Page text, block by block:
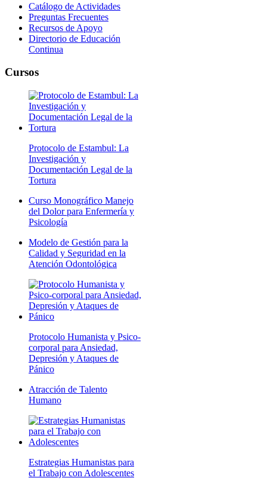
Catálogo de Actividades
Preguntas Frecuentes
Recursos de Apoyo
Directorio de Educación
Continua
Cursos
Protocolo de Estambul: La
Investigación y
Documentación Legal de la
Tortura
Curso Monográfico Manejo
del Dolor para Enfermería y
Psicología
Modelo de Gestión para la
Calidad y Seguridad en la
Atención Odontológica
Protocolo Humanista y Psico-
corporal para Ansiedad,
Depresión y Ataques de
Pánico
Atracción de Talento
Humano
Estrategias Humanistas para
el Trabajo con Adolescentes